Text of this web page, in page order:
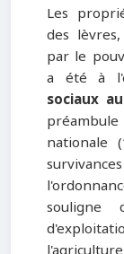
Les
des
par le
a été à
sociaux
nationale
souligne